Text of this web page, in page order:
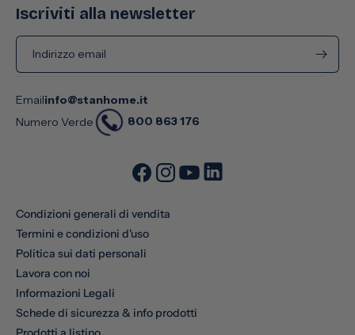
Iscriviti alla newsletter
Indirizzo email
Emailinfo@stanhome.it
Numero Verde
800 863 176
Condizioni generali di vendita
Termini e condizioni d'uso
Politica sui dati personali
Lavora con noi
Informazioni Legali
Schede di sicurezza & info prodotti